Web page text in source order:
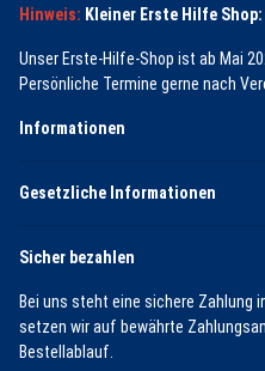
Hinweis: Kleiner Erste Hilfe Shop:
Unser Erste-Hilfe-Shop ist ab Mai
Persönliche Termine gerne nach
Informationen
Gesetzliche Informationen
Sicher bezahlen
Bei uns steht eine sichere Zahlung
setzen wir auf bewährte
Bestellablauf.